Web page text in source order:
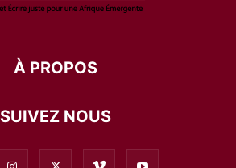
À PROPOS
SUIVEZ NOUS